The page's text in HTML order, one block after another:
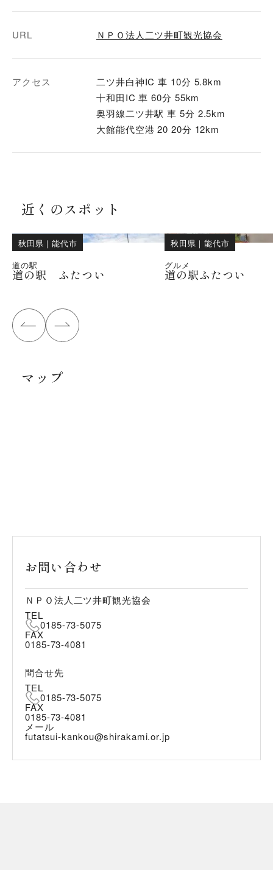
URL ＮＰＯ法人二ツ井町観光協会
アクセス
二ツ井白神IC 車 10分 5.8km
十和田IC 車 60分 55km
奥羽線二ツ井駅 車 5分 2.5km
大館能代空港 20 20分 12km
近くのスポット
秋田県 ｜能代市
道の駅
道の駅 ふたつい
秋田県 ｜能代市
グルメ
道の駅ふたつい
マップ
お問い合わせ
ＮＰＯ法人二ツ井町観光協会
TEL
0185-73-5075
FAX
0185-73-4081
問合せ先
TEL
0185-73-5075
FAX
0185-73-4081
メール
futatsui-kankou@shirakami.or.jp